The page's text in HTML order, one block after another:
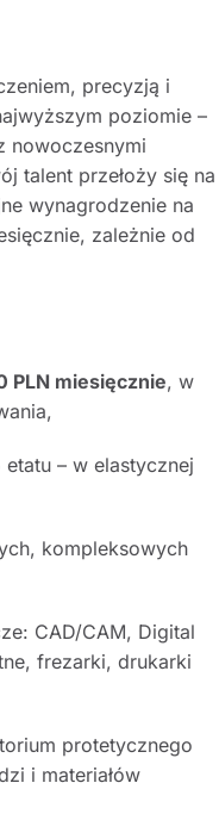
precyzją i
poziomie –
nowoczesnymi
talent przełoży się na
wynagrodzenie na
zależnie od
PLN miesięcznie, w
– w elastycznej
kompleksowych
CAD/CAM, Digital
frezarki, drukarki
protetycznego
i materiałów